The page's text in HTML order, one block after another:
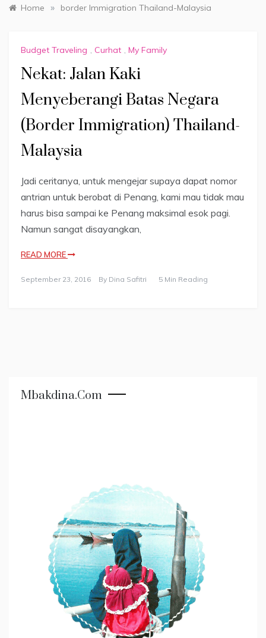
Home » border Immigration Thailand-Malaysia
Budget Traveling , Curhat , My Family
​Nekat: Jalan Kaki
Menyeberangi Batas Negara
(Border Immigration) Thailand-
Malaysia
Jadi ceritanya, untuk mengejar supaya dapat nomor
antrian untuk berobat di Penang, kami mau tidak mau
harus bisa sampai ke Penang maksimal esok pagi.
Namun sangat disayangkan,
READ MORE
September 23, 2016 By Dina Safitri 5 Min Reading
Mbakdina.com